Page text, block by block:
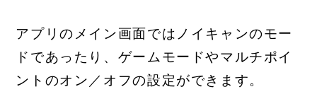
アプリのメイン画面ではノイキャンのモー
ドであったり、ゲームモードやマルチポイ
ントのオン／オフの設定ができます。